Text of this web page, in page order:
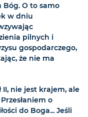
Bóg. O to samo
w dniu
pilnych i
gospodarczego,
że nie ma
II, nie jest krajem, ale
o
do Boga... Jeśli